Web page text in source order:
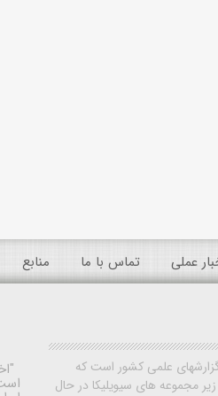
عملی تماس با ما منابع
علمی کشور است که
زیر مجموعه های سیویلیکا در حال